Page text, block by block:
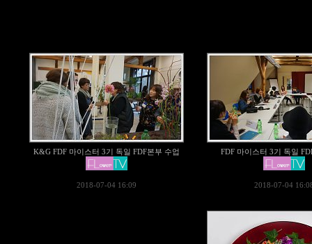
K&G FDF 마이스터 3기 독일 FDF본부 수업
2018-07-04 16:09
FDF 마이스터 3기 독일
2018-07-04